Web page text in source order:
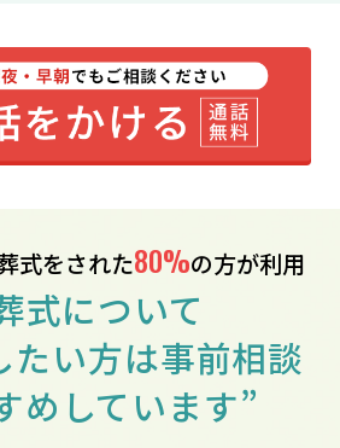
式をされた80%の方が利用
式について
たい方は事前相談
めしています”